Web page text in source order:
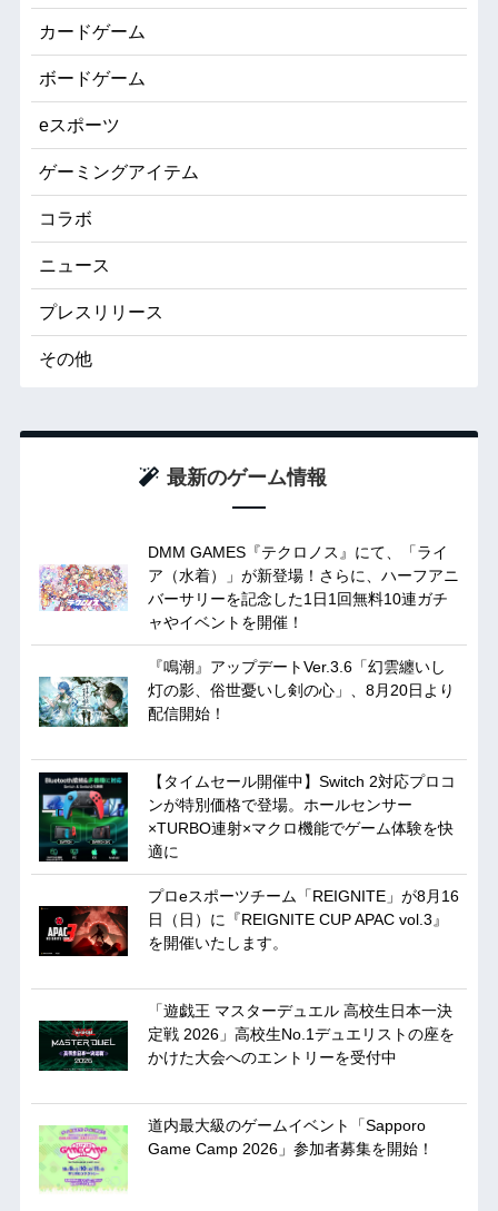
カードゲーム
ボードゲーム
eスポーツ
ゲーミングアイテム
コラボ
ニュース
プレスリリース
その他
最新のゲーム情報
DMM GAMES『テクロノス』にて、「ライ
ア（水着）」が新登場！さらに、ハーフアニ
バーサリーを記念した1日1回無料10連ガチ
ャやイベントを開催！
『鳴潮』アップデートVer.3.6「幻雲纏いし
灯の影、俗世憂いし剣の心」、8月20日より
配信開始！
【タイムセール開催中】Switch 2対応プロコ
ンが特別価格で登場。ホールセンサー
×TURBO連射×マクロ機能でゲーム体験を快
適に
プロeスポーツチーム「REIGNITE」が8月16
日（日）に『REIGNITE CUP APAC vol.3』
を開催いたします。
「遊戯王 マスターデュエル 高校生日本一決
定戦 2026」高校生No.1デュエリストの座を
かけた大会へのエントリーを受付中
道内最大級のゲームイベント「Sapporo
Game Camp 2026」参加者募集を開始！